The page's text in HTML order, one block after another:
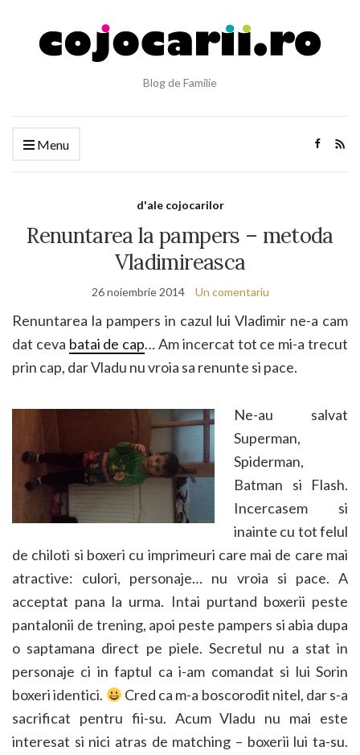
Blog de Familie
Menu
d'ale cojocarilor
Renuntarea la pampers – metoda
Vladimireasca
26 noiembrie 2014 Un comentariu
Renuntarea la pampers in cazul lui Vladimir ne-a cam
dat ceva batai de cap… Am incercat tot ce mi-a trecut
prin cap, dar Vladu nu vroia sa renunte si pace.
Ne-au salvat
Superman,
Spiderman,
Batman si Flash.
Incercasem si
inainte cu tot felul
de chiloti si boxeri cu imprimeuri care mai de care mai
atractive: culori, personaje… nu vroia si pace. A
acceptat pana la urma. Intai purtand boxerii peste
pantalonii de trening, apoi peste pampers si abia dupa
o saptamana direct pe piele. Secretul nu a stat in
personaje ci in faptul ca i-am comandat si lui Sorin
boxeri identici.
Cred ca m-a boscorodit nitel, dar s-a
sacrificat pentru fii-su. Acum Vladu nu mai este
interesat si nici atras de matching – boxerii lui ta-su.